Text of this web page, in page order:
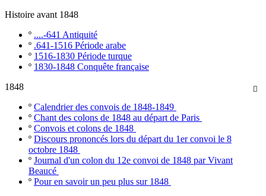
Histoire avant 1848
º ....-641 Antiquité
º .641-1516 Période arabe
º 1516-1830 Période turque
º 1830-1848 Conquête française

1848
º Calendrier des convois de 1848-1849
º Chant des colons de 1848 au départ de Paris
º Convois et colons de 1848
º Discours prononcés lors du départ du 1er convoi le 8
octobre 1848
º Journal d'un colon du 12e convoi de 1848 par Vivant
Beaucé
º Pour en savoir un peu plus sur 1848